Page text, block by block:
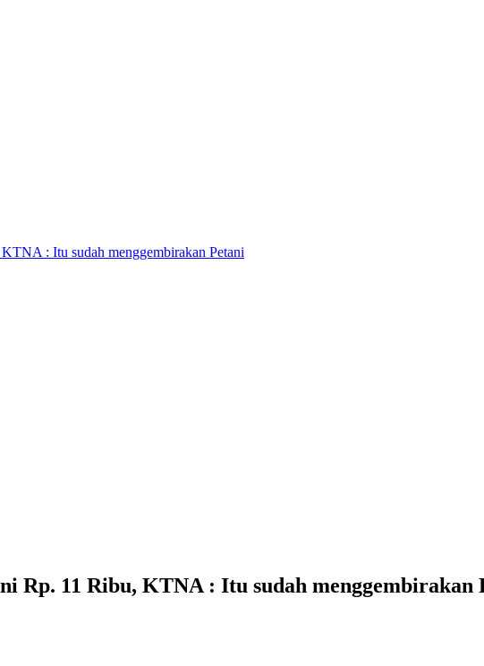
: Itu sudah menggembirakan Petani
Rp. 11 Ribu, KTNA : Itu sudah menggembirakan